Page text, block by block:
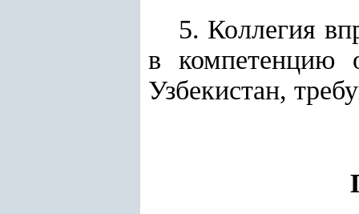
5. Коллегия
в компетенцию
Узбекистан,